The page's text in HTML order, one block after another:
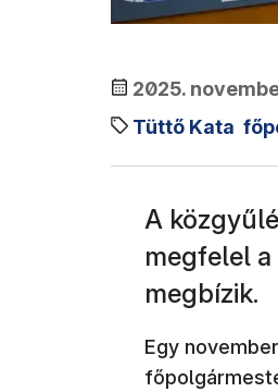
2025.
Tüttő Kata
A
megfelel
megbízik.
Egy